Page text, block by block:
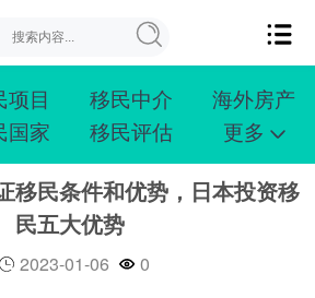
项目 移民中介
海外房产
国家 移民评估
更多
移民 创业移民
购房移民
移民 雇主移民
移民学院
移民条件和优势，日本投资移
民五大优势
2023-01-06
0